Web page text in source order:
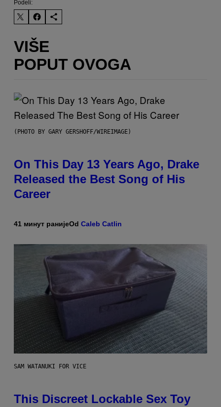
Podeli:
VIŠE
POPUT OVOGA
(PHOTO BY GARY GERSHOFF/WIREIMAGE)
On This Day 13 Years Ago, Drake
Released the Best Song of His
Career
41 минут ранијеOd Caleb Catlin
SAM WATANUKI FOR VICE
This Discreet Lockable Sex Toy